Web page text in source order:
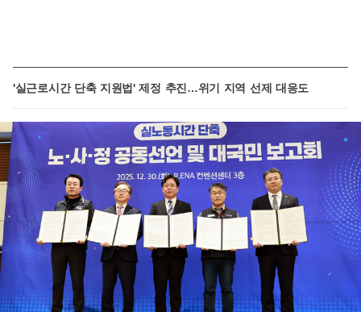
'실근로시간 단축 지원법' 제정 추진…위기 지역 선제 대응도